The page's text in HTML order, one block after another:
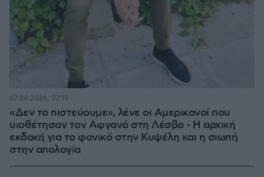
«Δεν το πιστεύουμε», λένε οι Αμερικανοί που
υιοθέτησαν τον Αφγανό στη Λέσβο - Η αρχική
εκδοχή για το φονικό στην Κυψέλη και η σιωπή
στην απολογία
07.08.2026, 07:19